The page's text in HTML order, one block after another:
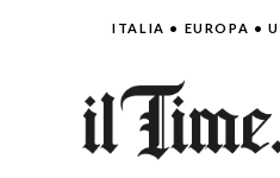
ITALIA • EUROPA •